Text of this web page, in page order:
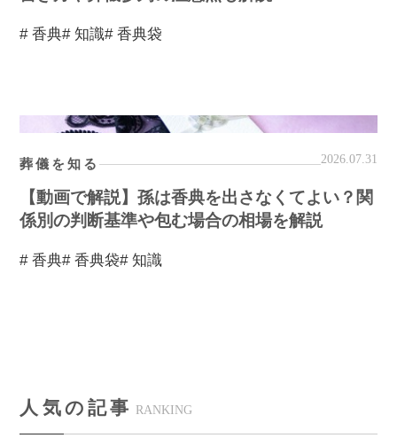
# 香典# 知識# 香典袋
葬儀を知る 2026.07.31
【動画で解説】孫は香典を出さなくてよい？関
係別の判断基準や包む場合の相場を解説
# 香典# 香典袋# 知識
人気の記事 RANKING